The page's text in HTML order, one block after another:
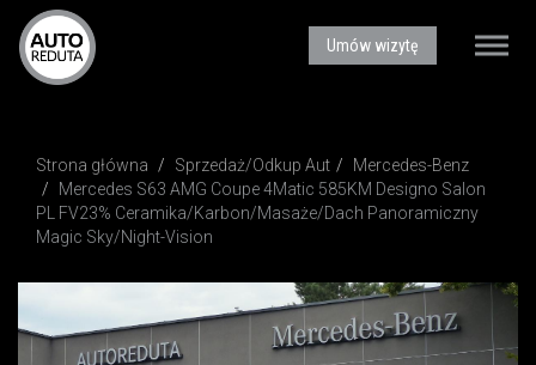
Toggle
Umów wizytę
AUTOREDUTA - Salon samochodów luksusowych
Strona główna Sprzedaż/Odkup Aut
Mercedes-Benz
Mercedes S63 AMG Coupe 4Matic 585KM Designo Salon
PL FV23% Ceramika/Karbon/Masaże/Dach Panoramiczny
Magic Sky/Night-Vision